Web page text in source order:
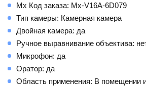
Mx Код заказа: Mx-V16A-6D079
Тип камеры: Камерная камера
Двойная камера: да
Ручное выравнивание объектива:
Микрофон: да
Оратор: да
Область применения: В помещении